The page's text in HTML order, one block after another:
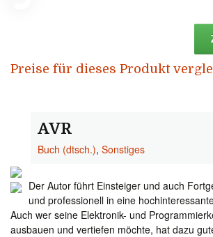
Preise für dieses Produkt
AVR
Buch (dtsch.),Sonstiges
Der Autor führt Einsteiger und auch
und professionell in eine
Auch wer seine Elektronik- und
ausbauen und vertiefen möchte, hat dazu